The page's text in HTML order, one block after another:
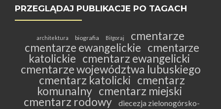
PRZEGLĄDAJ PUBLIKACJE PO TAGACH
architektura biografia Biłgoraj
cmentarze
cmentarze ewangelickie cmentarze
katolickie cmentarz ewangelicki
cmentarze województwa lubuskiego
cmentarz katolicki cmentarz
komunalny cmentarz miejski
cmentarz rodowy
diecezja zielonogórsko-